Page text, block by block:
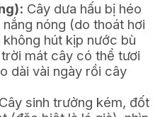
Cây dưa hấu bị héo
nóng (do thoát hơi
hút kịp nước bù
mát cây có thể tươi
dài vài ngày rồi cây
Cây sinh trưởng kém, đốt